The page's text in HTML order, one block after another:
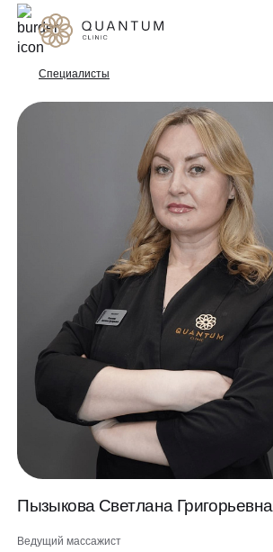
Для женщин
Консультативный приём
Инъекционная косметология
Аппаратная косметология
Эстетическая косметология
Эндокринология
Гинекология
УЗИ
Лазерная эпиляция
Массаж и обёртывание
Специалисты
Спецпредложения
Сертификаты
Программа лояльности
QC Магазин
О клинике
Специалисты
Специалисты
Пызыкова Светлана Григорьевна
Ведущий массажист